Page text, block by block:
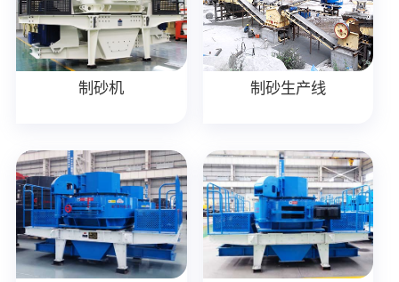
制砂机 制砂生产线